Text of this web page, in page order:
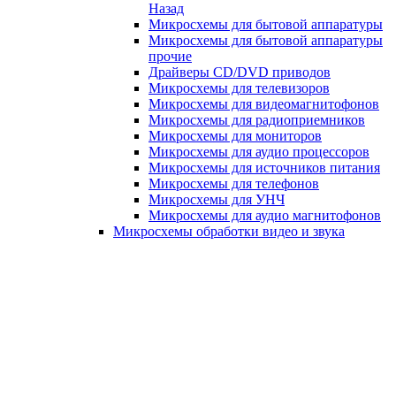
Назад
Микросхемы для бытовой аппаратуры
Микросхемы для бытовой аппаратуры
прочие
Драйверы CD/DVD приводов
Микросхемы для телевизоров
Микросхемы для видеомагнитофонов
Микросхемы для радиоприемников
Микросхемы для мониторов
Микросхемы для аудио процессоров
Микросхемы для источников питания
Микросхемы для телефонов
Микросхемы для УНЧ
Микросхемы для аудио магнитофонов
Микросхемы обработки видео и звука